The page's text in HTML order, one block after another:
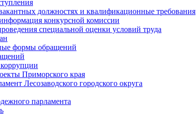
должностях и квалификационные требования
конкурсной комиссии
специальной оценки условий труда
формы обращений
Приморского края
Лесозаводского городского округа
парламента